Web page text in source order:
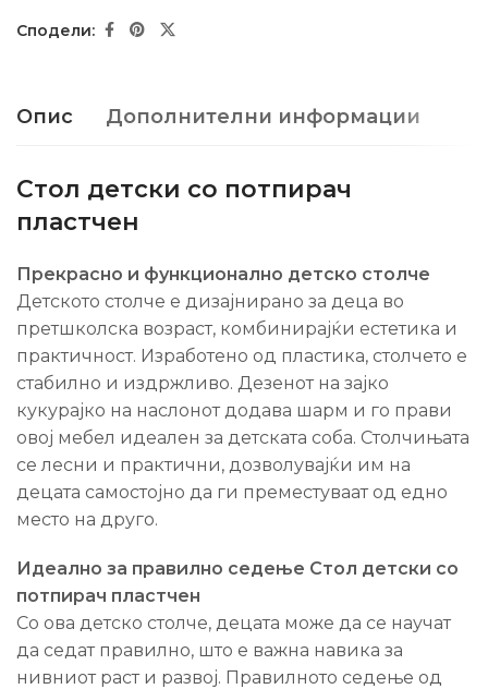
Опис Дополнителни информации
Стол детски со потпирач
пластчен
Прекрасно и функционално детско столче
Детското столче е дизајнирано за деца во
претшколска возраст, комбинирајќи естетика и
практичност. Изработено од пластика, столчето е
стабилно и издржливо. Дезенот на зајко
кукурајко на наслонот додава шарм и го прави
овој мебел идеален за детската соба. Столчињата
се лесни и практични, дозволувајќи им на
децата самостојно да ги преместуваат од едно
место на друго.
Идеално за правилно седење Стол детски со
потпирач пластчен
Со ова детско столче, децата може да се научат
да седат правилно, што е важна навика за
нивниот раст и развој. Правилното седење од